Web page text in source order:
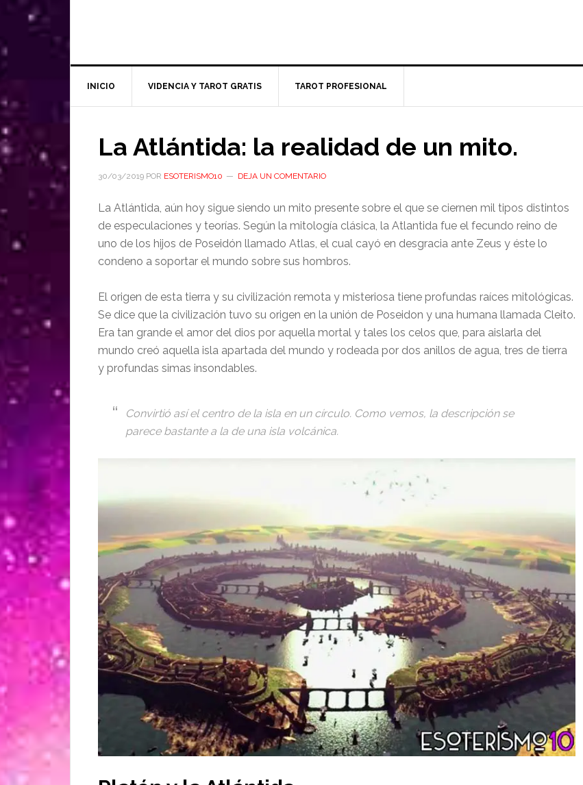
INICIO VIDENCIA Y TAROT GRATIS TAROT PROFESIONAL
La Atlántida: la realidad de un mito.
30/03/2019 POR ESOTERISMO10 DEJA UN COMENTARIO
La Atlántida, aún hoy sigue siendo un mito presente sobre el que se ciernen mil tipos distintos
de especulaciones y teorías. Según la mitología clásica, la Atlantida fue el fecundo reino de
uno de los hijos de Poseidón llamado Atlas, el cual cayó en desgracia ante Zeus y éste lo
condeno a soportar el mundo sobre sus hombros.
El origen de esta tierra y su civilización remota y misteriosa tiene profundas raíces mitológicas.
Se dice que la civilización tuvo su origen en la unión de Poseidon y una humana llamada Cleito.
Era tan grande el amor del dios por aquella mortal y tales los celos que, para aislarla del
mundo creó aquella isla apartada del mundo y rodeada por dos anillos de agua, tres de tierra
y profundas simas insondables.
Convirtió así el centro de la isla en un círculo. Como vemos, la descripción se
parece bastante a la de una isla volcánica.